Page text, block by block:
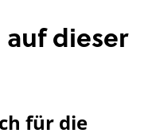
dieser
für die